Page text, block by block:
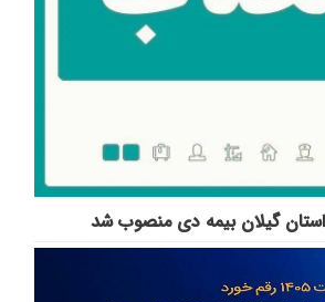
گیلان بیمه دی منصوب شد